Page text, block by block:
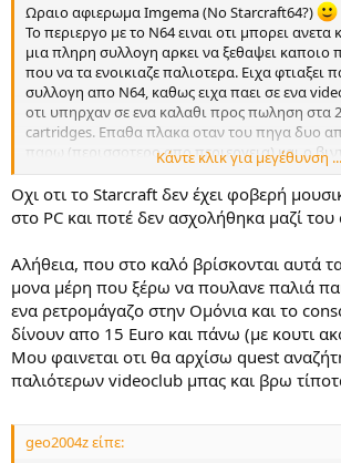
Ωραιο αφιερωμα Imgema (Νο Starcraft64?)
To περιεργο με το Ν64 ειναι οτι μπορει ανετα
μια πληρη συλλογη αρκει να ξεθαψει καποιο
που να τα ενοικιαζε παλιοτερα. Ειχα φτιαξει
συλλογη απο Ν64, καθως ειχα παει σε ενα
οτι υπηρχαν σε ενα καλαθι προς πωληση στα
cartridges. Επαθα πλακα οταν του πηγα δυο
παρω (περισσοτερο απο περιεργεια) και ο
ενα κουτι τα γνησια κουτια τους που δεν
ποτε! Απο οσο μου ανεφερε, ειχε δικες του
ενοικιαση με κωδικους, και απλα ετυχε και
τους. Φυσικα η επομενη μου κινηση ηταν να
πολυ ευκολο να φτιαχτει μια καλη συλλογη
πιο σπανια περιπτωση)/Ν64/PS1 μιας και
σε videoclub και δεν τα νοικιαζει κανενας
Πολυ καλο συστημα και δυστυχως το
cartridge based system, που απλα το εθαψε
τοτε μας εχουν φαει τα δισκακια..
Κάντε κλικ για μεγέθυνση ...
Οχι οτι το Starcraft δεν έχει φοβερή
στο PC και ποτέ δεν ασχολήθηκα μαζί
Αλήθεια, που στο καλό βρίσκονται αυτά
μονα μέρη που ξέρω να πουλανε παλιά
ενα ρετρομάγαζο στην Ομόνια και το
δίνουν απο 15 Euro και πάνω (με κουτι
Μου φαινεται οτι θα αρχίσω quest
παλιότερων videoclub μπας και βρω
geo2004z είπε: